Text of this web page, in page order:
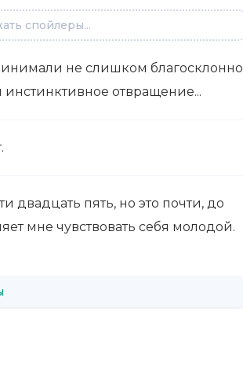
спойлеры...
не слишком благосклонно
инстинктивное отвращение...
двадцать пять, но это почти, до
мне чувствовать себя молодой.